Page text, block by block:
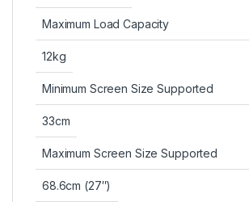
Maximum Load Capacity
12kg
Minimum Screen Size Supported
33cm
Maximum Screen Size Supported
68.6cm (27″)